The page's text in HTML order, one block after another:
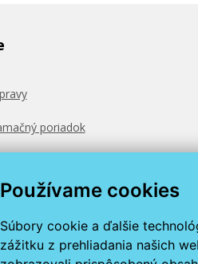
Používame cookies
Súbory cookie a ďalšie
zážitku z prehliadania našich
poriadok